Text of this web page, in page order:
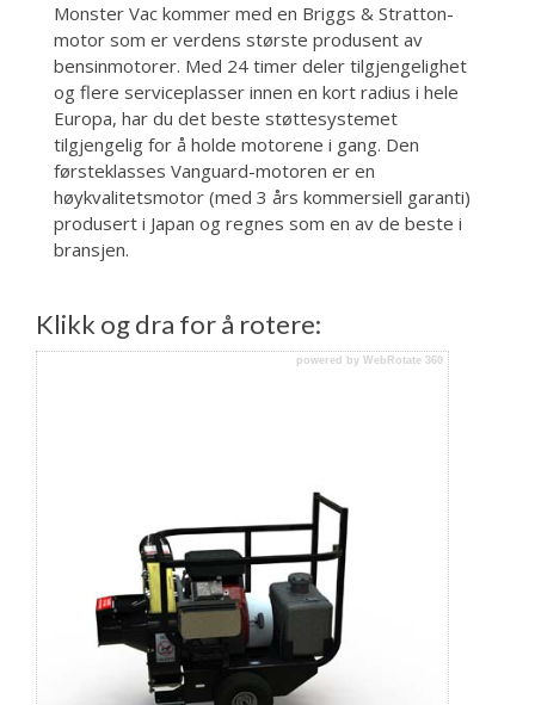
Monster Vac kommer med en Briggs & Stratton-
motor som er verdens største produsent av
bensinmotorer. Med 24 timer deler tilgjengelighet
og flere serviceplasser innen en kort radius i hele
Europa, har du det beste støttesystemet
tilgjengelig for å holde motorene i gang. Den
førsteklasses Vanguard-motoren er en
høykvalitetsmotor (med 3 års kommersiell garanti)
produsert i Japan og regnes som en av de beste i
bransjen.
Klikk og dra for å rotere:
powered by WebRotate 360